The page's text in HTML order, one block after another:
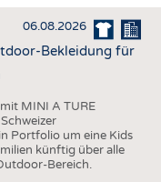
06.08.2026
Bekleidung für
MINI A TURE
Portfolio um eine Kids
künftig über alle
Bereich.